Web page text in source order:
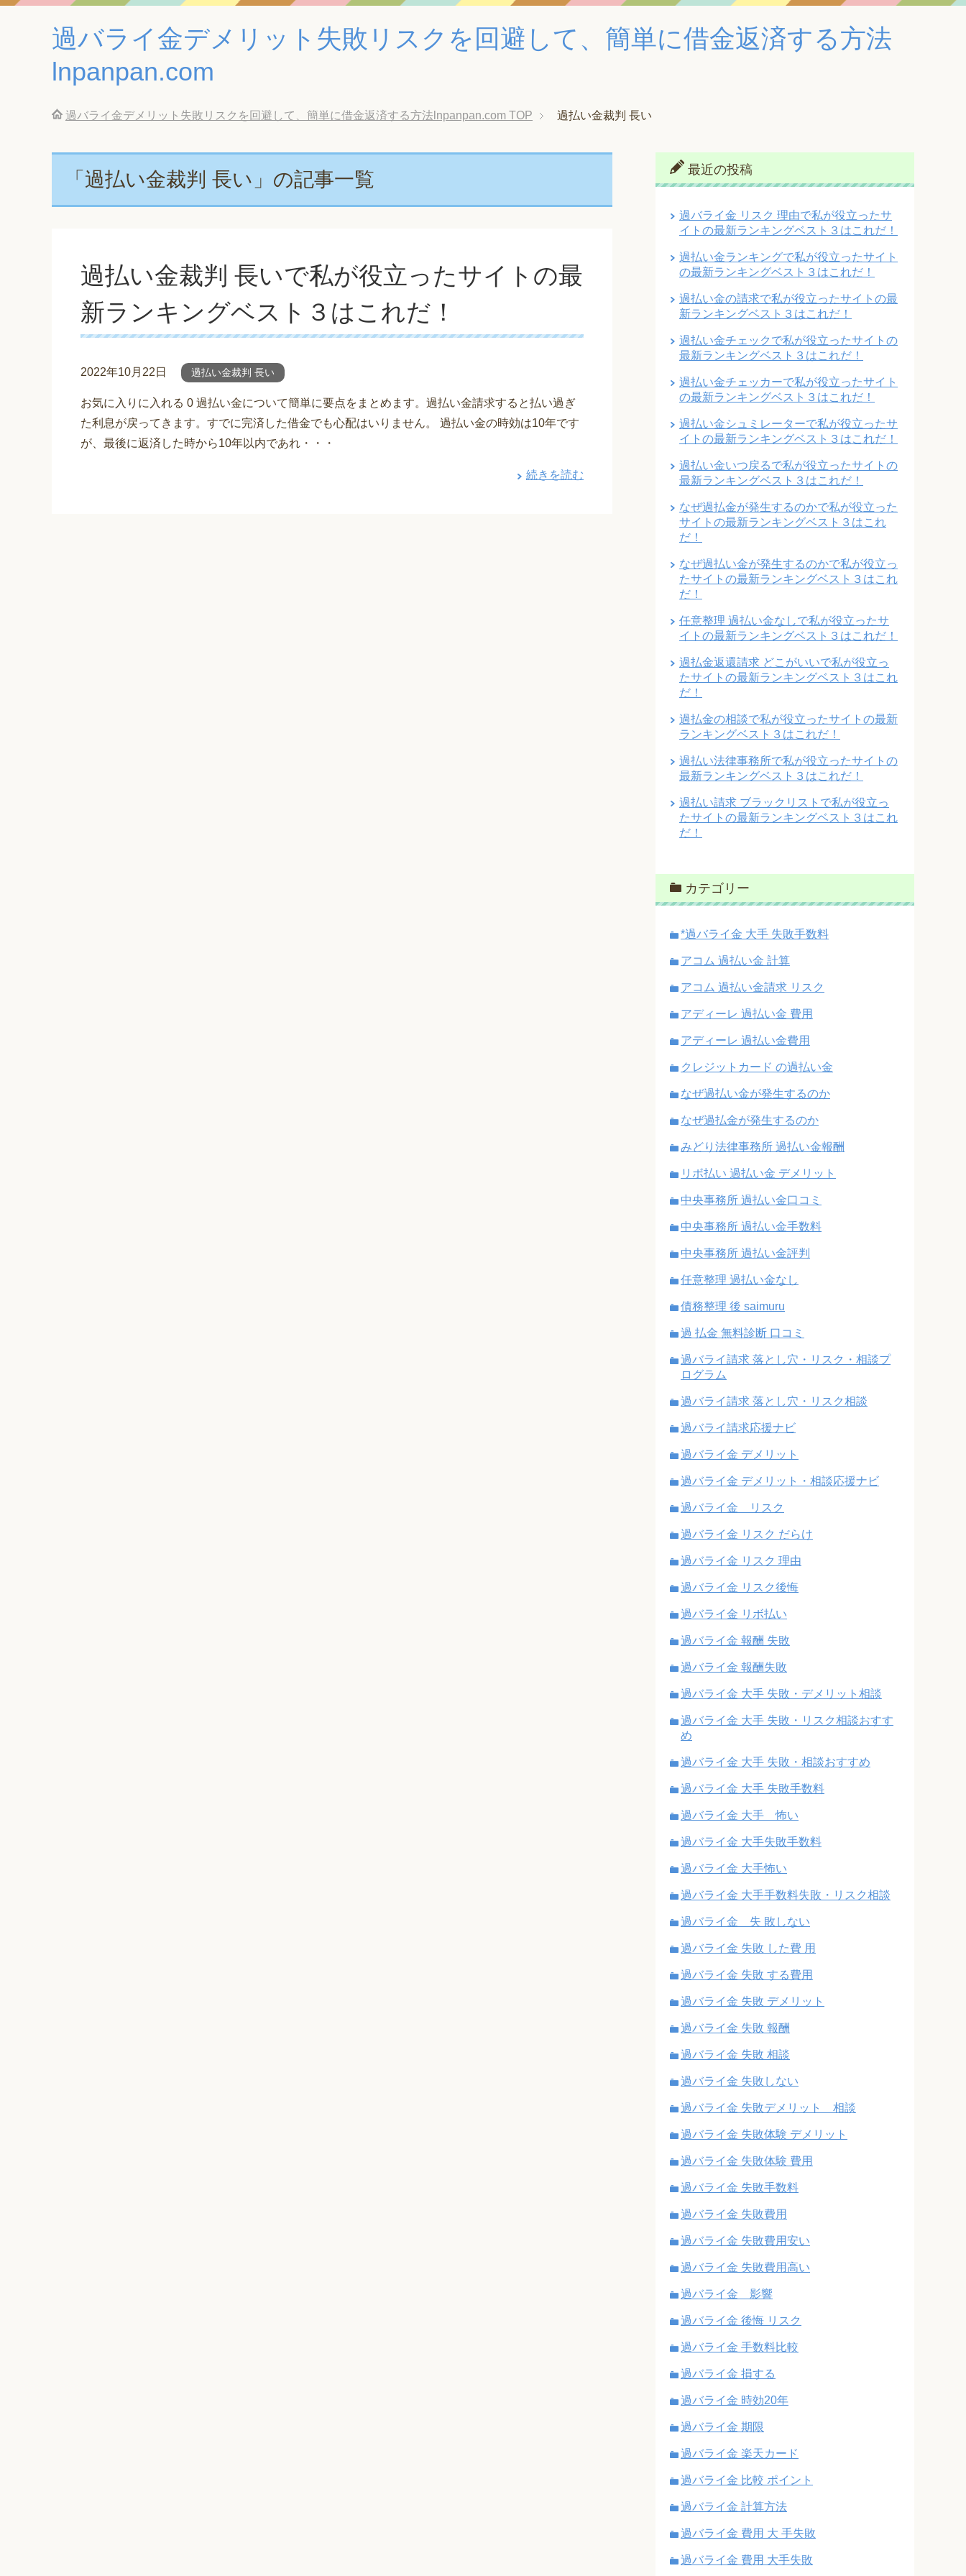
過バライ金デメリット失敗リスクを回避して、簡単に借金返済する方法
lnpanpan.com
過バライ金デメリット失敗リスクを回避して、簡単に借金返済する方法lnpanpan.com TOP 過払い金裁判 長い
「過払い金裁判 長い」の記事一覧
過払い金裁判 長いで私が役立ったサイトの最
新ランキングベスト３はこれだ！
2022年10月22日 過払い金裁判 長い
お気に入りに入れる 0 過払い金について簡単に要点をまとめます。過払い金請求すると払い過ぎ
た利息が戻ってきます。すでに完済した借金でも心配はいりません。 過払い金の時効は10年です
が、最後に返済した時から10年以内であれ・・・
続きを読む
最近の投稿
過バライ金 リスク 理由で私が役立ったサ
イトの最新ランキングベスト３はこれだ！
過払い金ランキングで私が役立ったサイト
の最新ランキングベスト３はこれだ！
過払い金の請求で私が役立ったサイトの最
新ランキングベスト３はこれだ！
過払い金チェックで私が役立ったサイトの
最新ランキングベスト３はこれだ！
過払い金チェッカーで私が役立ったサイト
の最新ランキングベスト３はこれだ！
過払い金シュミレーターで私が役立ったサ
イトの最新ランキングベスト３はこれだ！
過払い金いつ戻るで私が役立ったサイトの
最新ランキングベスト３はこれだ！
なぜ過払金が発生するのかで私が役立った
サイトの最新ランキングベスト３はこれ
だ！
なぜ過払い金が発生するのかで私が役立っ
たサイトの最新ランキングベスト３はこれ
だ！
任意整理 過払い金なしで私が役立ったサ
イトの最新ランキングベスト３はこれだ！
過払金返還請求 どこがいいで私が役立っ
たサイトの最新ランキングベスト３はこれ
だ！
過払金の相談で私が役立ったサイトの最新
ランキングベスト３はこれだ！
過払い法律事務所で私が役立ったサイトの
最新ランキングベスト３はこれだ！
過払い請求 ブラックリストで私が役立っ
たサイトの最新ランキングベスト３はこれ
だ！
カテゴリー
*過バライ金 大手 失敗手数料
アコム 過払い金 計算
アコム 過払い金請求 リスク
アディーレ 過払い金 費用
アディーレ 過払い金費用
クレジットカード の過払い金
なぜ過払い金が発生するのか
なぜ過払金が発生するのか
みどり法律事務所 過払い金報酬
リボ払い 過払い金 デメリット
中央事務所 過払い金口コミ
中央事務所 過払い金手数料
中央事務所 過払い金評判
任意整理 過払い金なし
債務整理 後 saimuru
過 払金 無料診断 口コミ
過バライ請求 落とし穴・リスク・相談プ
ログラム
過バライ請求 落とし穴・リスク相談
過バライ請求応援ナビ
過バライ金 デメリット
過バライ金 デメリット・相談応援ナビ
過バライ金 リスク
過バライ金 リスク だらけ
過バライ金 リスク 理由
過バライ金 リスク後悔
過バライ金 リボ払い
過バライ金 報酬 失敗
過バライ金 報酬失敗
過バライ金 大手 失敗・デメリット相談
過バライ金 大手 失敗・リスク相談おすす
め
過バライ金 大手 失敗・相談おすすめ
過バライ金 大手 失敗手数料
過バライ金 大手 怖い
過バライ金 大手失敗手数料
過バライ金 大手怖い
過バライ金 大手手数料失敗・リスク相談
過バライ金 失 敗しない
過バライ金 失敗 した費 用
過バライ金 失敗 する費用
過バライ金 失敗 デメリット
過バライ金 失敗 報酬
過バライ金 失敗 相談
過バライ金 失敗しない
過バライ金 失敗デメリット 相談
過バライ金 失敗体験 デメリット
過バライ金 失敗体験 費用
過バライ金 失敗手数料
過バライ金 失敗費用
過バライ金 失敗費用安い
過バライ金 失敗費用高い
過バライ金 影響
過バライ金 後悔 リスク
過バライ金 手数料比較
過バライ金 損する
過バライ金 時効20年
過バライ金 期限
過バライ金 楽天カード
過バライ金 比較 ポイント
過バライ金 計算方法
過バライ金 費用 大 手失敗
過バライ金 費用 大手失敗